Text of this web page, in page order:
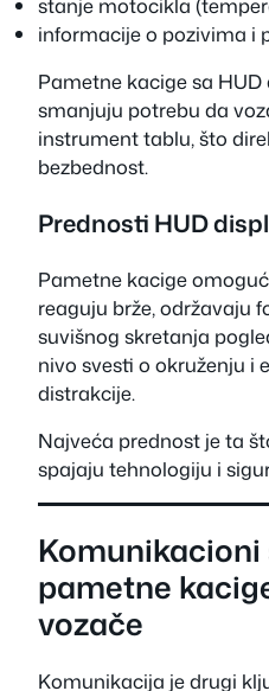
informacije o pozivima i
Pametne kacige sa
smanjuju potrebu da
instrument tablu, što
bezbednost.
Prednosti HUD
Pametne kacige
reaguju brže, održavaju
suvišnog skretanja
nivo svesti o okruženju i
distrakcije.
Najveća prednost je ta
spajaju tehnologiju i
Komunikacioni
pametne
vozače
Komunikacija je drugi